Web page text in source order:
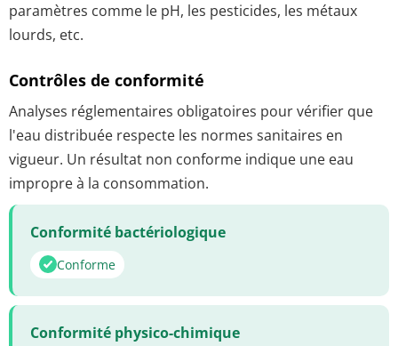
paramètres comme le pH, les pesticides, les métaux
lourds, etc.
Contrôles de conformité
Analyses réglementaires obligatoires pour vérifier que
l'eau distribuée respecte les normes sanitaires en
vigueur. Un résultat non conforme indique une eau
impropre à la consommation.
Conformité bactériologique
Conforme
Conformité physico-chimique